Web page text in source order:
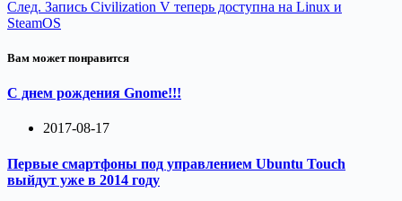
След. Запись Civilization V теперь доступна на Linux и
SteamOS
Вам может понравится
С днем рождения Gnome!!!
2017-08-17
Первые смартфоны под управлением Ubuntu Touch
выйдут уже в 2014 году